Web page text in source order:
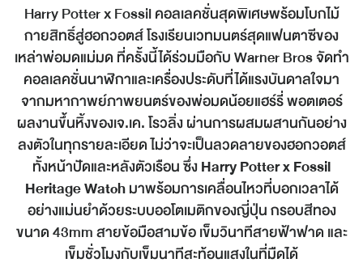
Harry Potter x Fossil คอลเลคชั่นสุดพิเศษพร้อมโบกไม้
กายสิทธิ์สู่ฮอกวอตส์ โรงเรียนเวทมนตร์สุดแฟนตาซีของ
เหล่าพ่อมดแม่มด ที่ครั้งนี้ได้ร่วมมือกับ Warner Bros จัดทำ
คอลเลคชั่นนาฬิกาและเครื่องประดับที่ได้แรงบันดาลใจมา
จากมหากาพย์ภาพยนตร์ของพ่อมดน้อยแฮร์รี่ พอตเตอร์
ผลงานขึ้นหิ้งของเจ.เค. โรวลิ่ง ผ่านการผสมผสานกันอย่าง
ลงตัวในทุกรายละเอียด ไม่ว่าจะเป็นลวดลายของฮอกวอตส์
ทั้งหน้าปัดและหลังตัวเรือน ซึ่งHarry Potter x Fossil
Heritage Watchมาพร้อมการเคลื่อนไหวที่บอกเวลาได้
อย่างแม่นยำด้วยระบบออโตเมติกของญี่ปุ่น กรอบสีทอง
ขนาด 43mm สายข้อมือสามข้อ เข็มวินาทีสายฟ้าฟาด และ
เข็มชั่วโมงกับเข็มนาทีสะท้อนแสงในที่มืดได้